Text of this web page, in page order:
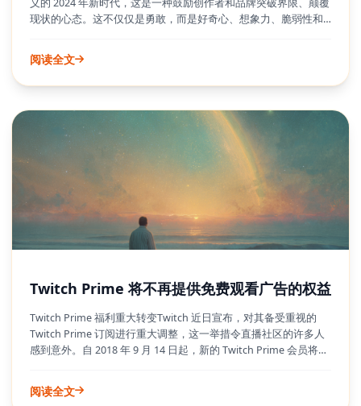
现状的心态。这不仅仅是勇敢，而是好奇心、想象力、脆弱性和
群连接，并更清晰地理解什么真正能引起受众的共鸣。该平台营
造了一种环境，将未知和不适转化为成长的催化剂，超越单一的
“正确答案”，拥抱多元的兴趣和视角。
阅读全文
Twitch Prime 将不再提供免费观看广告的权益
Twitch Prime 福利重大转变Twitch 近日宣布，对其备受重视的
Twitch Prime 订阅进行重大调整，这一举措令直播社区的许多人
感到意外。自 2018 年 9 月 14 日起，新的 Twitch Prime 会员将不
自 2016 年推出以来一直使其成为一项有吸引力的订阅选项的核心
特权之一的显著区别。对于现有会员，过渡过程稍有不同，月度
阅读全文